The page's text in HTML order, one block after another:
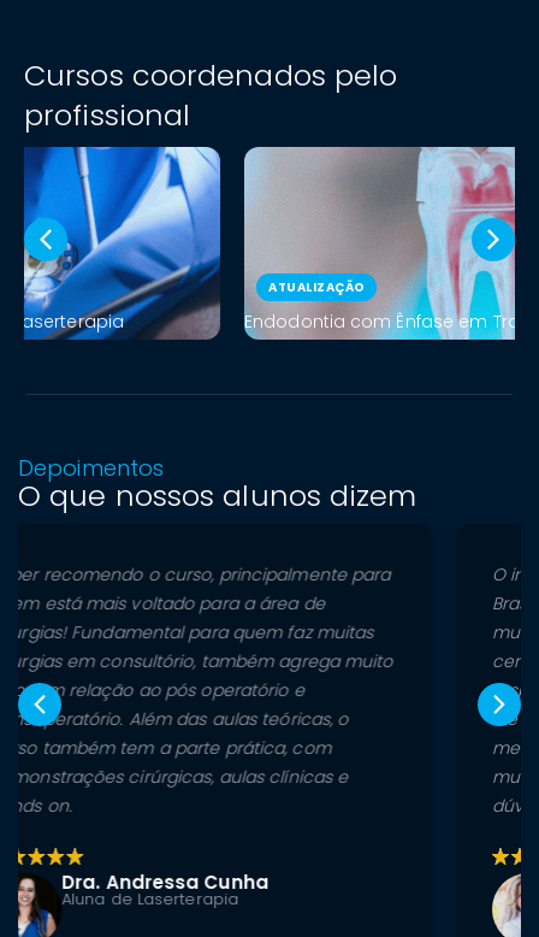
Cursos coordenados pelo
profissional
ATUALIZAÇÃO
Endodontia com Ênfase em Tratamentos de Molares
Depoimentos
O que nossos alunos dizem
O instituto tem uma das melhores estruturas de
Brasília para ensino, além do corpo docente
muito respeitado. Esse era o meu foco, me
cercar de profissionais renomados e
respeitados que contribuiriam para o ensino.
Me trouxeram um know how muito bom para o
mercado de trabalho, que me abriu portas
muito boas. Muito satisfeita, muito feliz e sem
Dra. Marina Alencar
Aluna de Ortodontia